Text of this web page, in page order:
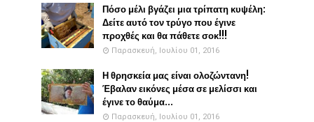
Πόσο μέλι βγάζει μια τρίπατη κυψέλη:
Δείτε αυτό τον τρύγο που έγινε
προχθές και θα πάθετε σοκ!!!
Παρασκευή, Ιουλίου 01, 2016
Η θρησκεία μας είναι ολοζώντανη!
Έβαλαν εικόνες μέσα σε μελίσσι και
έγινε το θαύμα...
Παρασκευή, Ιουλίου 01, 2016